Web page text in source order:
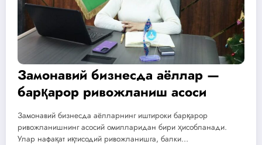
Замонавий бизнесда аёллар —
барқарор ривожланиш асоси
Замонавий бизнесда аёлларнинг иштироки барқарор
ривожланишнинг асосий омилларидан бири ҳисобланади.
Улар нафақат иқтисодий ривожланишга, балки…